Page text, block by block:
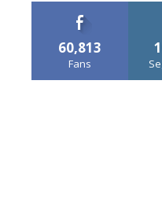
60,813
Fans